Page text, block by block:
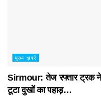
मुख्य ख़बरें
Sirmour: तेज रफ्तार ट्रक
टूटा दुखों का पहाड़…